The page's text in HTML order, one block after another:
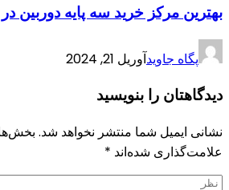
بهترین مرکز خرید سه پایه دوربین
پگاه جاویدآوریل 21, 2024
دیدگاهتان را بنویسید
نشانی ایمیل شما منتشر نخواهد شد.
علامت‌گذاری شده‌اند *